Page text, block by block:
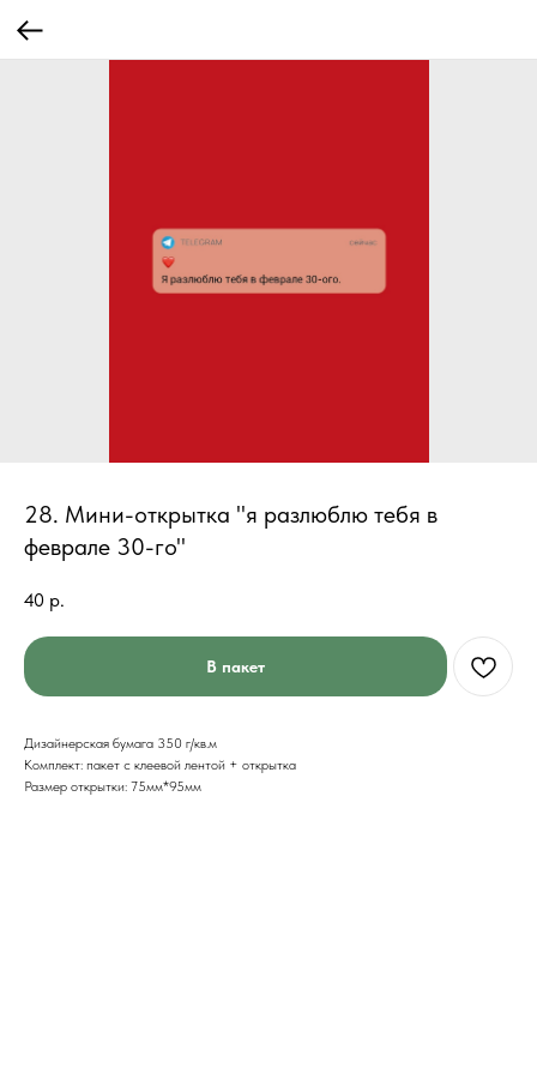
28. Мини-открытка "я разлюблю тебя в
феврале 30-го"
40 р.
В пакет
Дизайнерская бумага 350 г/кв.м
Комплект: пакет с клеевой лентой + открытка
Размер открытки: 75мм*95мм